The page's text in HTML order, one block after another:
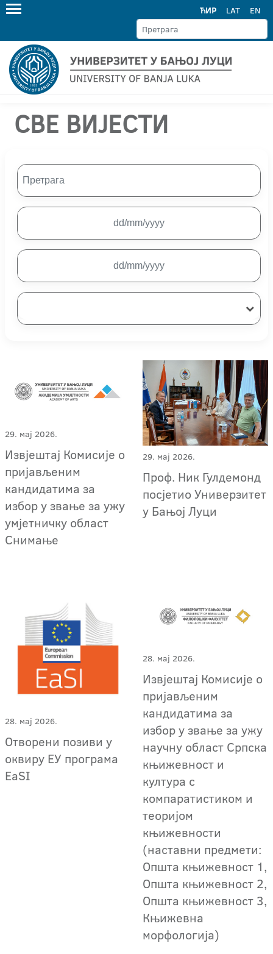
ЋИР LAT EN
СВЕ ВИЈЕСТИ
29. мај 2026.
Извјештај Комисије о
пријављеним
кандидатима за
избор у звање за ужу
умјетничку област
Снимање
29. мај 2026.
Проф. Ник Гулдемонд
посјетио Универзитет
у Бањој Луци
28. мај 2026.
Отворени позиви у
оквиру ЕУ програма
EaSI
28. мај 2026.
Извјештај Комисије о
пријављеним
кандидатима за
избор у звање за ужу
научну област Српска
књижевност и
култура с
компаратистиком и
теоријом
књижевности
(наставни предмети:
Општа књижевност 1,
Општа књижевност 2,
Општа књижевност 3,
Књижевна
морфологија)